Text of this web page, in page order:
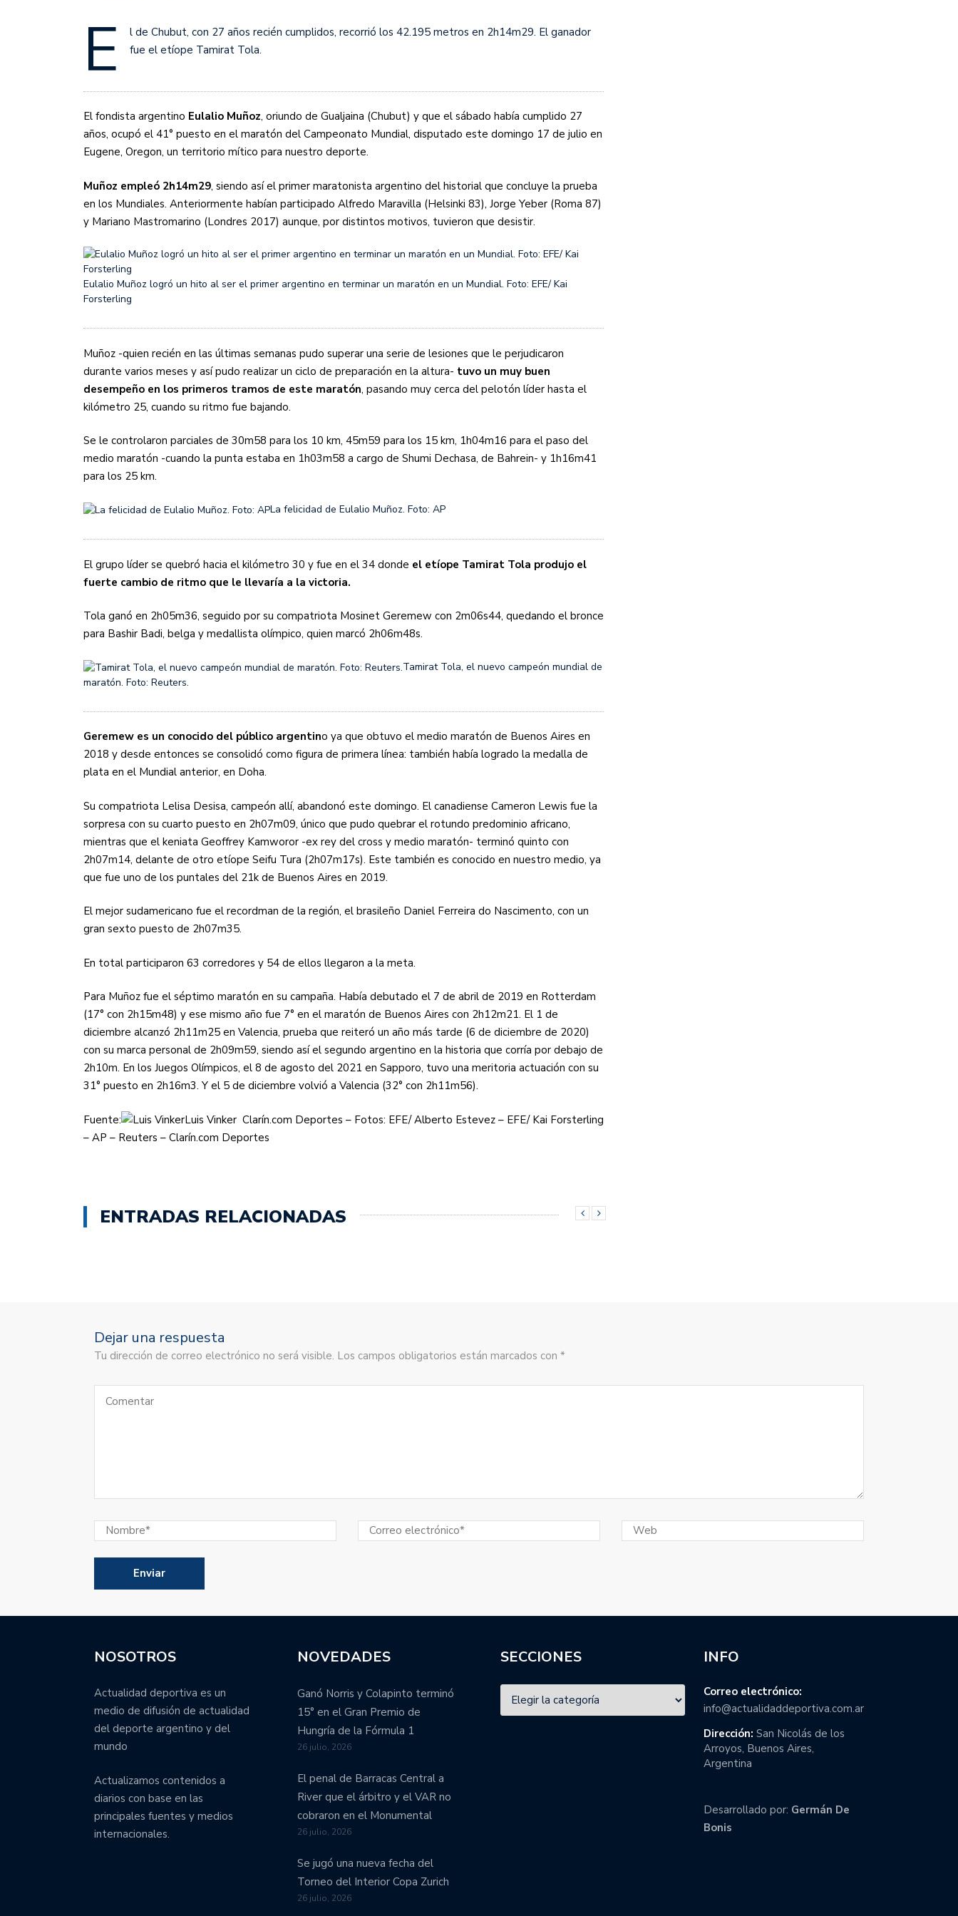
Empieza el Clausura: las diez cosas que tenés que saber
E
l de Chubut, con 27 años recién cumplidos, recorrió los 42.195 metros en 2h14m29. El ganador
fue el etíope Tamirat Tola.
El fondista argentino Eulalio Muñoz, oriundo de Gualjaina (Chubut) y que el sábado había cumplido 27
años, ocupó el 41° puesto en el maratón del Campeonato Mundial, disputado este domingo 17 de julio en
Eugene, Oregon, un territorio mítico para nuestro deporte.
Muñoz empleó 2h14m29, siendo así el primer maratonista argentino del historial que concluye la prueba
en los Mundiales. Anteriormente habían participado Alfredo Maravilla (Helsinki 83), Jorge Yeber (Roma 87)
y Mariano Mastromarino (Londres 2017) aunque, por distintos motivos, tuvieron que desistir.
Eulalio Muñoz logró un hito al ser el primer argentino en terminar un maratón en un Mundial. Foto: EFE/ Kai
Forsterling
Muñoz -quien recién en las últimas semanas pudo superar una serie de lesiones que le perjudicaron
durante varios meses y así pudo realizar un ciclo de preparación en la altura- tuvo un muy buen
desempeño en los primeros tramos de este maratón, pasando muy cerca del pelotón líder hasta el
kilómetro 25, cuando su ritmo fue bajando.
Se le controlaron parciales de 30m58 para los 10 km, 45m59 para los 15 km, 1h04m16 para el paso del
medio maratón -cuando la punta estaba en 1h03m58 a cargo de Shumi Dechasa, de Bahrein- y 1h16m41
para los 25 km.
La felicidad de Eulalio Muñoz. Foto: AP
El grupo líder se quebró hacia el kilómetro 30 y fue en el 34 donde el etíope Tamirat Tola produjo el
fuerte cambio de ritmo que le llevaría a la victoria.
Tola ganó en 2h05m36, seguido por su compatriota Mosinet Geremew con 2m06s44, quedando el bronce
para Bashir Badi, belga y medallista olímpico, quien marcó 2h06m48s.
Tamirat Tola, el nuevo campeón mundial de
maratón. Foto: Reuters.
Geremew es un conocido del público argentino ya que obtuvo el medio maratón de Buenos Aires en
2018 y desde entonces se consolidó como figura de primera línea: también había logrado la medalla de
plata en el Mundial anterior, en Doha.
Su compatriota Lelisa Desisa, campeón allí, abandonó este domingo. El canadiense Cameron Lewis fue la
sorpresa con su cuarto puesto en 2h07m09, único que pudo quebrar el rotundo predominio africano,
mientras que el keniata Geoffrey Kamworor -ex rey del cross y medio maratón- terminó quinto con
2h07m14, delante de otro etíope Seifu Tura (2h07m17s). Este también es conocido en nuestro medio, ya
que fue uno de los puntales del 21k de Buenos Aires en 2019.
El mejor sudamericano fue el recordman de la región, el brasileño Daniel Ferreira do Nascimento, con un
gran sexto puesto de 2h07m35.
En total participaron 63 corredores y 54 de ellos llegaron a la meta.
Para Muñoz fue el séptimo maratón en su campaña. Había debutado el 7 de abril de 2019 en Rotterdam
(17° con 2h15m48) y ese mismo año fue 7° en el maratón de Buenos Aires con 2h12m21. El 1 de
diciembre alcanzó 2h11m25 en Valencia, prueba que reiteró un año más tarde (6 de diciembre de 2020)
con su marca personal de 2h09m59, siendo así el segundo argentino en la historia que corría por debajo de
2h10m. En los Juegos Olímpicos, el 8 de agosto del 2021 en Sapporo, tuvo una meritoria actuación con su
31° puesto en 2h16m3. Y el 5 de diciembre volvió a Valencia (32° con 2h11m56).
Fuente:
Luis Vinker Clarín.com Deportes – Fotos: EFE/ Alberto Estevez – EFE/ Kai Forsterling
– AP – Reuters – Clarín.com Deportes
ENTRADAS RELACIONADAS
Dejar una respuesta
Tu dirección de correo electrónico no será visible. Los campos obligatorios están marcados con *
NOSOTROS
Actualidad deportiva es un
medio de difusión de actualidad
del deporte argentino y del
mundo
Actualizamos contenidos a
diarios con base en las
principales fuentes y medios
internacionales.
NOVEDADES
Ganó Norris y Colapinto terminó
15° en el Gran Premio de
Hungría de la Fórmula 1
26 julio, 2026
El penal de Barracas Central a
River que el árbitro y el VAR no
cobraron en el Monumental
26 julio, 2026
Se jugó una nueva fecha del
Torneo del Interior Copa Zurich
26 julio, 2026
SECCIONES INFO
Correo electrónico:
info@actualidaddeportiva.com.ar
Dirección: San Nicolás de los
Arroyos, Buenos Aires,
Argentina
Desarrollado por: Germán De
Bonis